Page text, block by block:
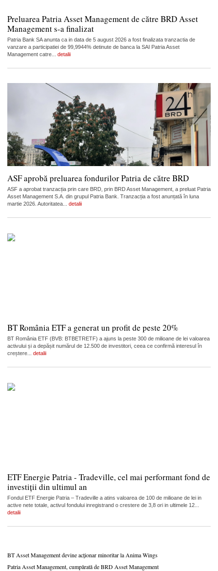
Preluarea Patria Asset Management de către BRD Asset
Management s-a finalizat
Patria Bank SA anunta ca in data de 5 august 2026 a fost finalizata tranzactia de
vanzare a participatiei de 99,9944% detinute de banca la SAI Patria Asset
Management catre... detalii
ASF aprobă preluarea fondurilor Patria de către BRD
ASF a aprobat tranzacția prin care BRD, prin BRD Asset Management, a preluat Patria
Asset Management S.A. din grupul Patria Bank. Tranzacția a fost anunțată în luna
martie 2026. Autoritatea... detalii
BT România ETF a generat un profit de peste 20%
BT România ETF (BVB: BTBETRETF) a ajuns la peste 300 de milioane de lei valoarea
activului și a depășit numărul de 12.500 de investitori, ceea ce confirmă interesul în
creștere... detalii
ETF Energie Patria - Tradeville, cel mai performant fond de
investiții din ultimul an
Fondul ETF Energie Patria – Tradeville a atins valoarea de 100 de milioane de lei in
active nete totale, activul fondului inregistrand o crestere de 3,8 ori in ultimele 12...
detalii
BT Asset Management devine acționar minoritar la Anima Wings
Patria Asset Management, cumpărată de BRD Asset Management